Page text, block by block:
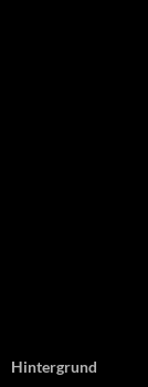
Hintergrund